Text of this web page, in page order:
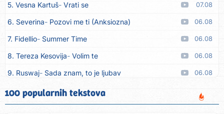
5. Vesna Kartuš Vrati se 07.08
6. Severina Pozovi me ti (Anksiozna) 06.08
7. Fidellio Summer Time 06.08
8. Tereza Kesovija Volim te 06.08
9. Ruswaj Sada znam, to je ljubav 06.08
10. Nemanja Panić Daj mu sve što si dala meni
11. Gustafi Imala je oči pospane 06.08
100 popularnih tekstova